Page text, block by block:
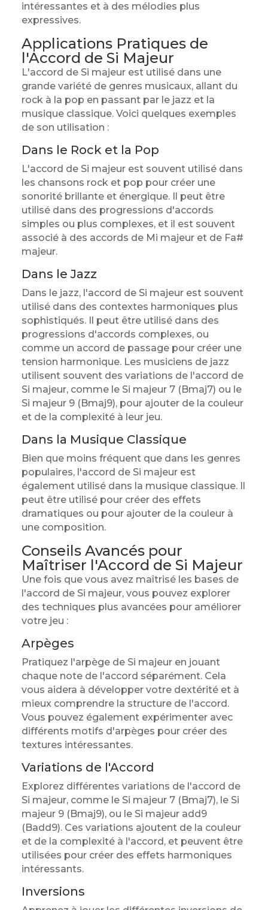
intéressantes et à des mélodies plus
expressives.
Applications Pratiques de
l'Accord de Si Majeur
L'accord de Si majeur est utilisé dans une
grande variété de genres musicaux, allant du
rock à la pop en passant par le jazz et la
musique classique. Voici quelques exemples
de son utilisation :
Dans le Rock et la Pop
L'accord de Si majeur est souvent utilisé dans
les chansons rock et pop pour créer une
sonorité brillante et énergique. Il peut être
utilisé dans des progressions d'accords
simples ou plus complexes, et il est souvent
associé à des accords de Mi majeur et de Fa#
majeur.
Dans le Jazz
Dans le jazz, l'accord de Si majeur est souvent
utilisé dans des contextes harmoniques plus
sophistiqués. Il peut être utilisé dans des
progressions d'accords complexes, ou
comme un accord de passage pour créer une
tension harmonique. Les musiciens de jazz
utilisent souvent des variations de l'accord de
Si majeur, comme le Si majeur 7 (Bmaj7) ou le
Si majeur 9 (Bmaj9), pour ajouter de la couleur
et de la complexité à leur jeu.
Dans la Musique Classique
Bien que moins fréquent que dans les genres
populaires, l'accord de Si majeur est
également utilisé dans la musique classique. Il
peut être utilisé pour créer des effets
dramatiques ou pour ajouter de la couleur à
une composition.
Conseils Avancés pour
Maîtriser l'Accord de Si Majeur
Une fois que vous avez maîtrisé les bases de
l'accord de Si majeur, vous pouvez explorer
des techniques plus avancées pour améliorer
votre jeu :
Arpèges
Pratiquez l'arpège de Si majeur en jouant
chaque note de l'accord séparément. Cela
vous aidera à développer votre dextérité et à
mieux comprendre la structure de l'accord.
Vous pouvez également expérimenter avec
différents motifs d'arpèges pour créer des
textures intéressantes.
Variations de l'Accord
Explorez différentes variations de l'accord de
Si majeur, comme le Si majeur 7 (Bmaj7), le Si
majeur 9 (Bmaj9), ou le Si majeur add9
(Badd9). Ces variations ajoutent de la couleur
et de la complexité à l'accord, et peuvent être
utilisées pour créer des effets harmoniques
intéressants.
Inversions